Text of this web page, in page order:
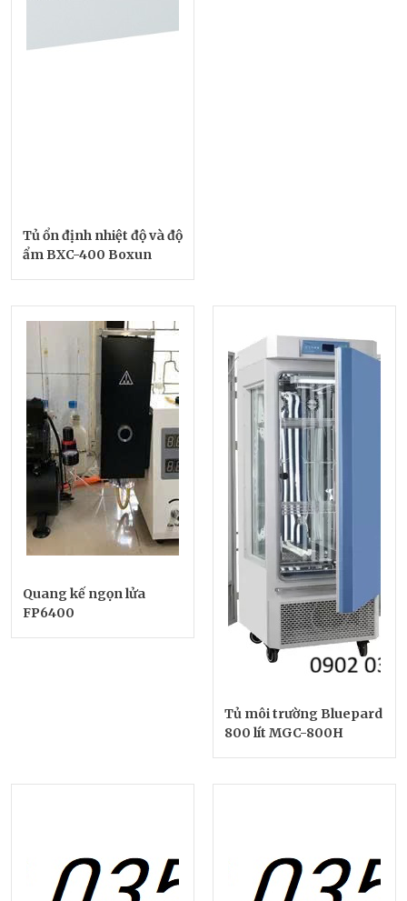
Tủ ổn định nhiệt độ và độ
ẩm BXC-400 Boxun
Quang kế ngọn lửa
FP6400
Tủ môi trường Bluepard
800 lít MGC-800H